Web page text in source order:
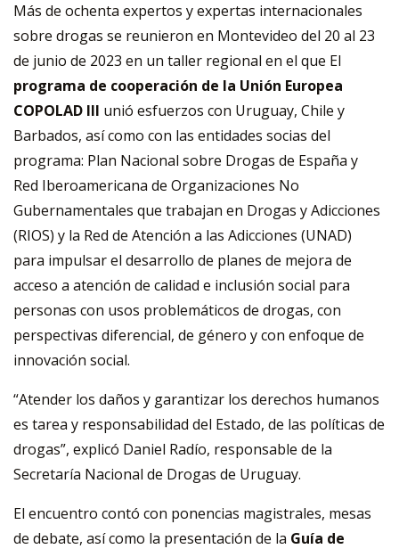
Más de ochenta expertos y expertas internacionales
sobre drogas se reunieron en Montevideo del 20 al 23
de junio de 2023 en un taller regional en el que El
programa de cooperación de la Unión Europea
COPOLAD III unió esfuerzos con Uruguay, Chile y
Barbados, así como con las entidades socias del
programa: Plan Nacional sobre Drogas de España y
Red Iberoamericana de Organizaciones No
Gubernamentales que trabajan en Drogas y Adicciones
(RIOS) y la Red de Atención a las Adicciones (UNAD)
para impulsar el desarrollo de planes de mejora de
acceso a atención de calidad e inclusión social para
personas con usos problemáticos de drogas, con
perspectivas diferencial, de género y con enfoque de
innovación social.
“Atender los daños y garantizar los derechos humanos
es tarea y responsabilidad del Estado, de las políticas de
drogas”, explicó Daniel Radío, responsable de la
Secretaría Nacional de Drogas de Uruguay.
El encuentro contó con ponencias magistrales, mesas
de debate, así como la presentación de la Guía de